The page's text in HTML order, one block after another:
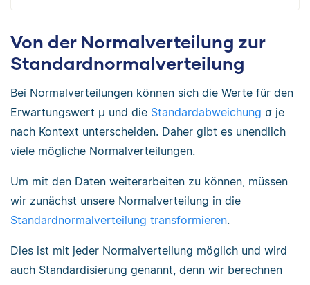
Von der Normalverteilung zur
Standardnormalverteilung
Bei Normalverteilungen können sich die Werte für den
Erwartungswert μ und die Standardabweichung σ je
nach Kontext unterscheiden. Daher gibt es unendlich
viele mögliche Normalverteilungen.
Um mit den Daten weiterarbeiten zu können, müssen
wir zunächst unsere Normalverteilung in die
Standardnormalverteilung transformieren.
Dies ist mit jeder Normalverteilung möglich und wird
auch Standardisierung genannt, denn wir berechnen